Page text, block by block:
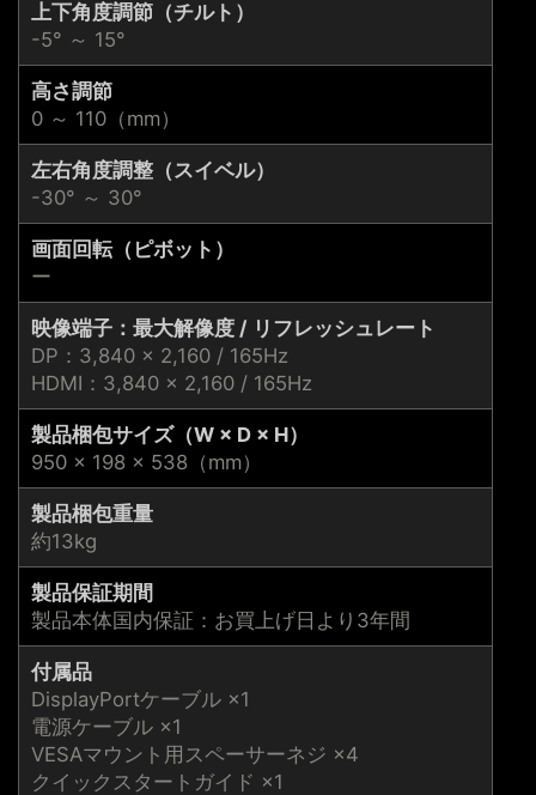
上下角度調節（チルト）
-5° ～ 15°
高さ調節
0 ～ 110（mm）
左右角度調整（スイベル）
-30° ～ 30°
画面回転（ピボット）
ー
映像端子：最大解像度 / リフレッシュレート
DP：3,840 × 2,160 / 165Hz
HDMI：3,840 × 2,160 / 165Hz
製品梱包サイズ（W × D × H）
950 × 198 × 538（mm）
製品梱包重量
約13kg
製品保証期間
製品本体国内保証：お買上げ日より3年間
付属品
DisplayPortケーブル ×1
電源ケーブル ×1
VESAマウント用スペーサーネジ ×4
クイックスタートガイド ×1